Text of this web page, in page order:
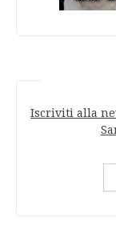
Iscriviti alla